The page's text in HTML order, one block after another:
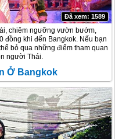
chiêm ngưỡng vườn bướm,
khi đến Bangkok. Nếu bạn
bỏ qua những điểm tham quan
người Thái.
Đã xem: 1589
Ở Bangkok